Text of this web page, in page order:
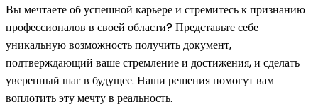
Вы мечтаете об успешной карьере и стремитесь к признанию
профессионалов в своей области? Представьте себе
уникальную возможность получить документ,
подтверждающий ваше стремление и достижения, и сделать
уверенный шаг в будущее. Наши решения помогут вам
воплотить эту мечту в реальность.